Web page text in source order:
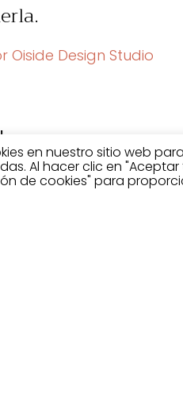
Oiside Design Studio
en nuestro sitio web
Al hacer clic en
de cookies" para